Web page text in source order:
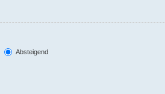
Absteigend